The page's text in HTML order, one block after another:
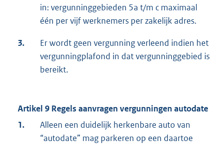
in: vergunninggebieden 5a t/m c maximaal
één per vijf werknemers per zakelijk adres.
3.
Er wordt geen vergunning verleend indien het
vergunningplafond in dat vergunninggebied is
bereikt.
Artikel 9 Regels aanvragen vergunningen autodate
1.
Alleen een duidelijk herkenbare auto van
“autodate” mag parkeren op een daartoe